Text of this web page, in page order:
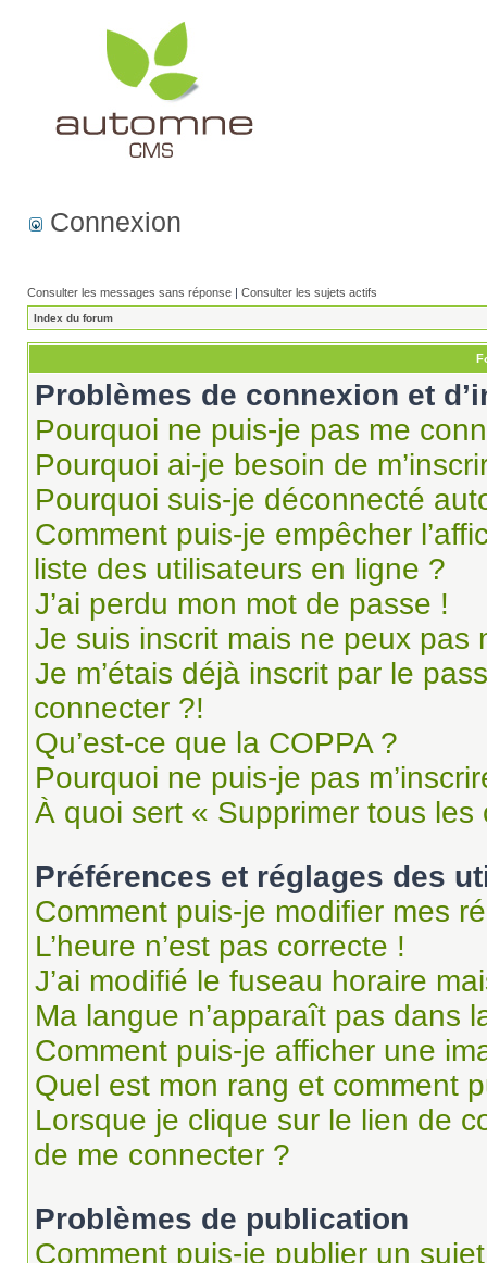
Connexion
Consulter les messages sans réponse | Consulter les sujets actifs
Index du forum
Problèmes de connexion et
Pourquoi ne puis-je pas me
Pourquoi ai-je besoin de
Pourquoi suis-je déconnecté
Comment puis-je empêcher
liste des utilisateurs en ligne ?
J’ai perdu mon mot de passe !
Je suis inscrit mais ne peux pas
Je m’étais déjà inscrit par le
connecter ?!
Qu’est-ce que la COPPA ?
Pourquoi ne puis-je pas
À quoi sert « Supprimer tous
Préférences et réglages des
Comment puis-je modifier mes
L’heure n’est pas correcte !
J’ai modifié le fuseau horaire
Ma langue n’apparaît pas dans
Comment puis-je afficher une
Quel est mon rang et comment
Lorsque je clique sur le lien de
de me connecter ?
Problèmes de publication
Comment puis-je publier un